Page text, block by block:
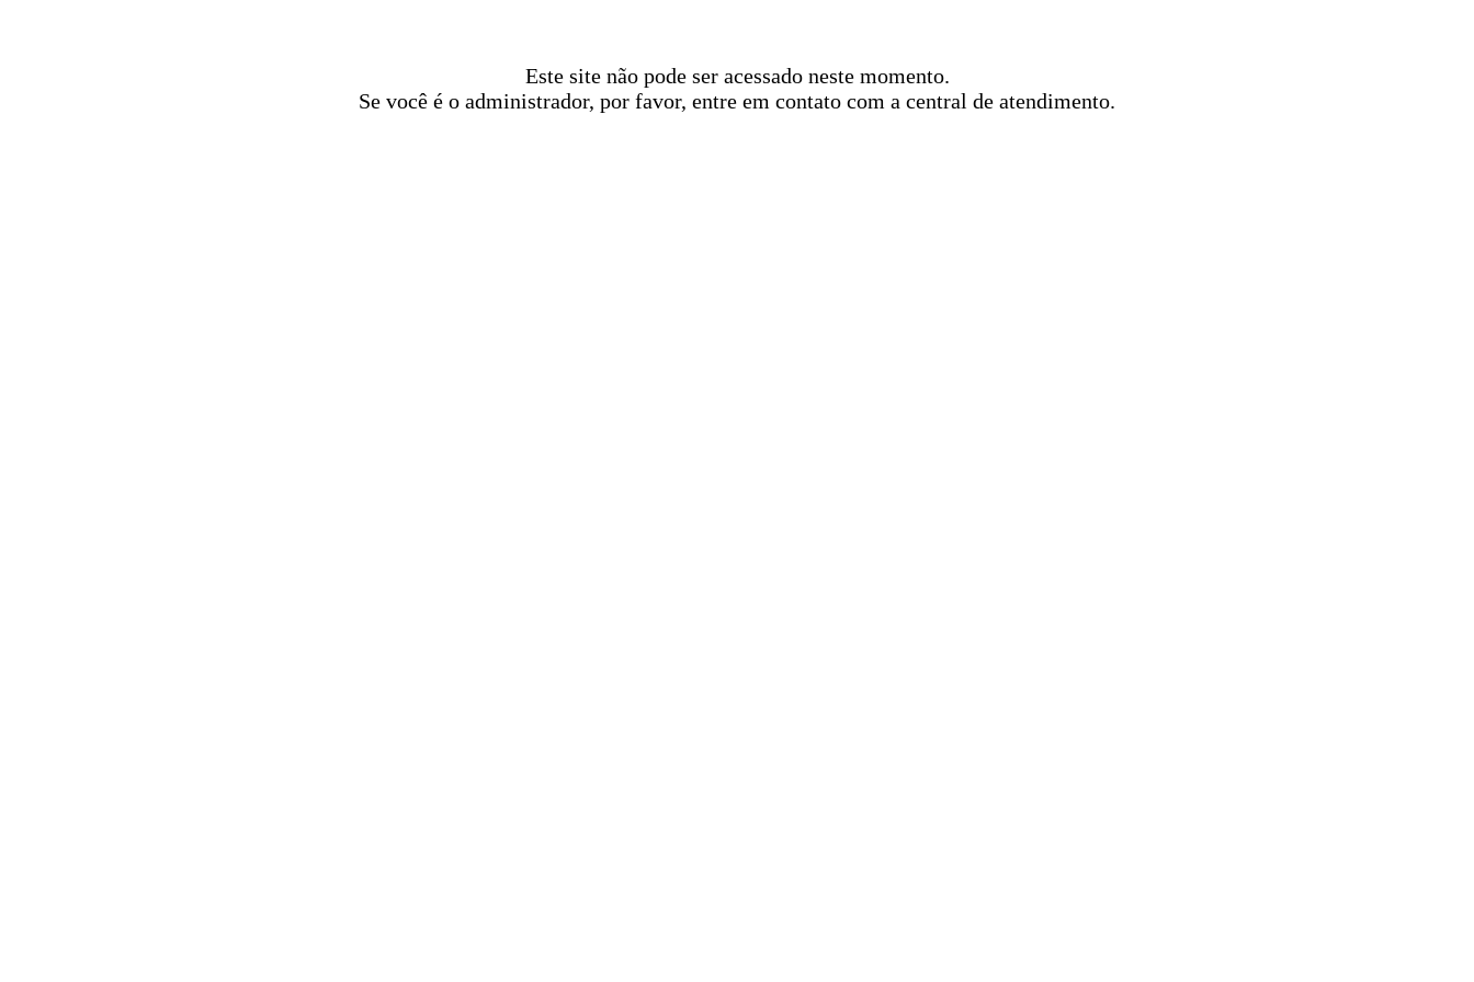
Este site não pode ser acessado neste momento.
Se você é o administrador, por favor, entre em contato com a central de atendimento.